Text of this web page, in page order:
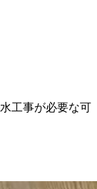
工事が必要な可